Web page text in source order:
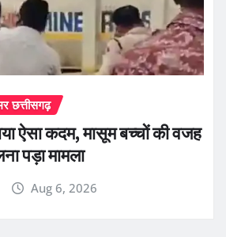
छत्तीसगढ़
ऐसा कदम, मासूम बच्चों की वजह
पड़ा मामला
Aug 6, 2026